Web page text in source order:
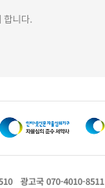
합니다.
광고국 070-4010-8511